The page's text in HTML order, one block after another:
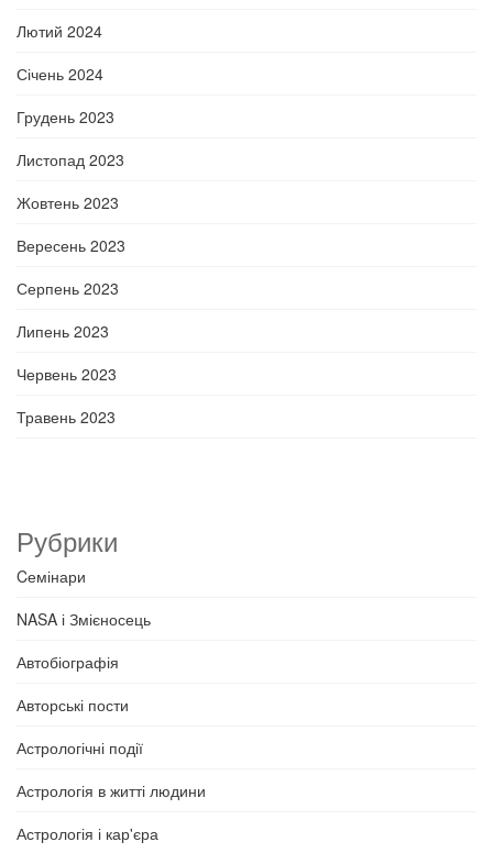
Лютий 2024
Січень 2024
Грудень 2023
Листопад 2023
Жовтень 2023
Вересень 2023
Серпень 2023
Липень 2023
Червень 2023
Травень 2023
Рубрики
Cемінари
NASA і Змієносець
Автобіографія
Авторські пости
Астрологічні події
Астрологія в житті людини
Астрологія і кар'єра